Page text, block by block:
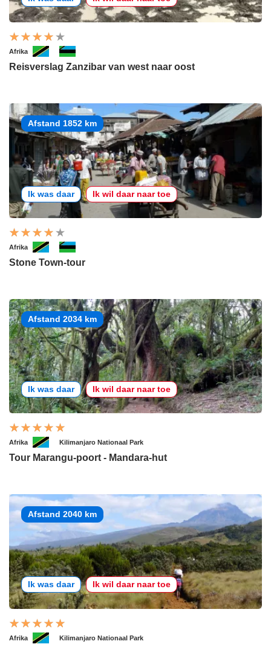
Afrika
Reisverslag Zanzibar van west naar oost
Afstand 1852 km
Ik was daar Ik wil daar naar toe
Afrika
Stone Town-tour
Afstand 2034 km
Ik was daar Ik wil daar naar toe
Afrika Kilimanjaro Nationaal Park
Tour Marangu-poort - Mandara-hut
Afstand 2040 km
Ik was daar Ik wil daar naar toe
Afrika Kilimanjaro Nationaal Park